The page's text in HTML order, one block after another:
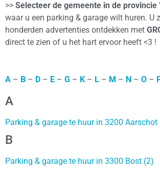
>> Selecteer de gemeente in de provincie
waar u een parking & garage wilt huren. U
honderden advertenties ontdekken met
direct te zien of u het hart ervoor heeft <3 !
A – B – D – E – G – K – L – M – N – O –
A
Parking & garage te huur in 3200 Aarschot
B
Parking & garage te huur in 3300 Bost (2)